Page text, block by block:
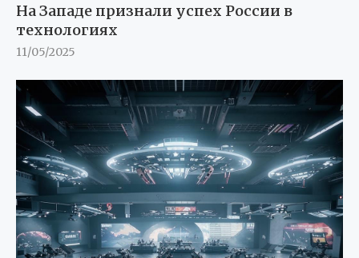
На Западе признали успех России в
технологиях
11/05/2025